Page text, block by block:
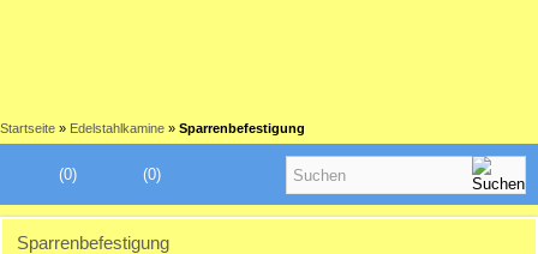
Startseite » Edelstahlkamine » Sparrenbefestigung
(0)
(0)
Sparrenbefestigung